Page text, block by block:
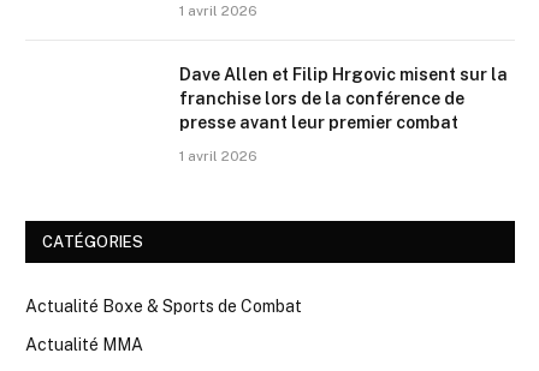
1 avril 2026
Dave Allen et Filip Hrgovic misent sur la
franchise lors de la conférence de
presse avant leur premier combat
1 avril 2026
CATÉGORIES
Actualité Boxe & Sports de Combat
Actualité MMA